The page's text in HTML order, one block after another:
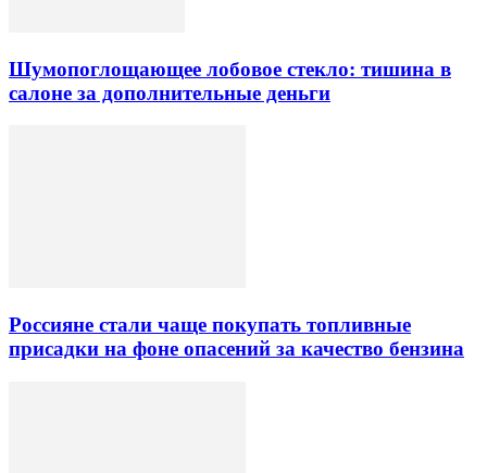
Шумопоглощающее лобовое стекло: тишина в
салоне за дополнительные деньги
Россияне стали чаще покупать топливные
присадки на фоне опасений за качество бензина